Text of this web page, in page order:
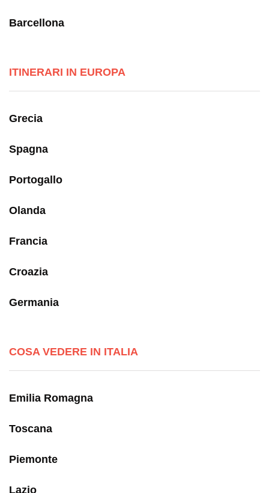
Barcellona
ITINERARI IN EUROPA
Grecia
Spagna
Portogallo
Olanda
Francia
Croazia
Germania
COSA VEDERE IN ITALIA
Emilia Romagna
Toscana
Piemonte
Lazio